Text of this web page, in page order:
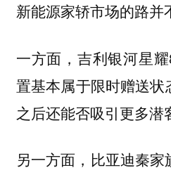
新能源家轿市场的路并
一方面，吉利银河星
置基本属于限时赠送
之后还能否吸引更多潜
另一方面，比亚迪秦